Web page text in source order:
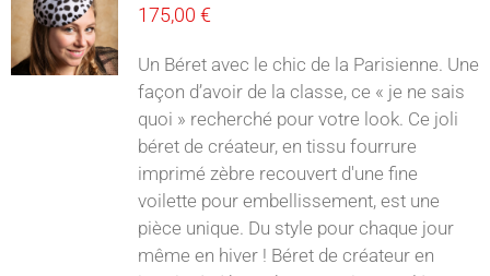
175,00 €
Un Béret avec le chic de la Parisienne. Une
façon d’avoir de la classe, ce « je ne sais
quoi » recherché pour votre look. Ce joli
béret de créateur, en tissu fourrure
imprimé zèbre recouvert d'une fine
voilette pour embellissement, est une
pièce unique. Du style pour chaque jour
même en hiver ! Béret de créateur en